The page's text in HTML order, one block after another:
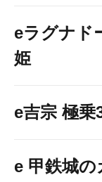
eラグナド
姫
e吉宗 極乗
e 甲鉄城